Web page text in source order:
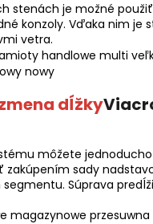
stenách je možné
konzoly. Vďaka nim je
vetra.
dĺžky
môžete
zakúpením sady
Súprava